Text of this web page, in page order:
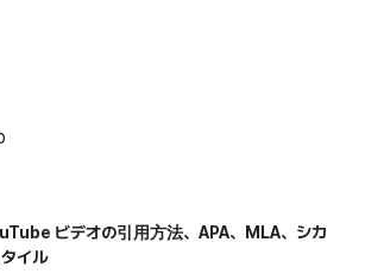
ビデオの引用方法、APA、MLA、シカ
イル